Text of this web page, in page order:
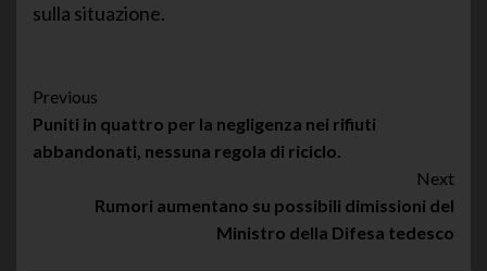
sulla situazione.
Post
Navigation
Previous
Puniti in quattro per la negligenza nei rifiuti
abbandonati, nessuna regola di riciclo.
Next
Rumori aumentano su possibili dimissioni del
Ministro della Difesa tedesco